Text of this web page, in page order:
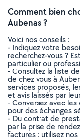
Comment bien
Aubenas ?
Voici nos conseils :
- Indiquez votre
recherchez-vous ?
particulier ou
- Consultez la liste
de chez vous à
services proposés,
et avis laissés par
- Conversez avec les
pour des échanges
- Du contrat de
par la prise de
factures : utilisez